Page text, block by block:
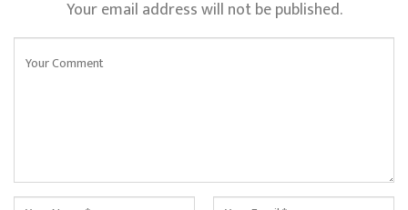
Your email address will not be published.